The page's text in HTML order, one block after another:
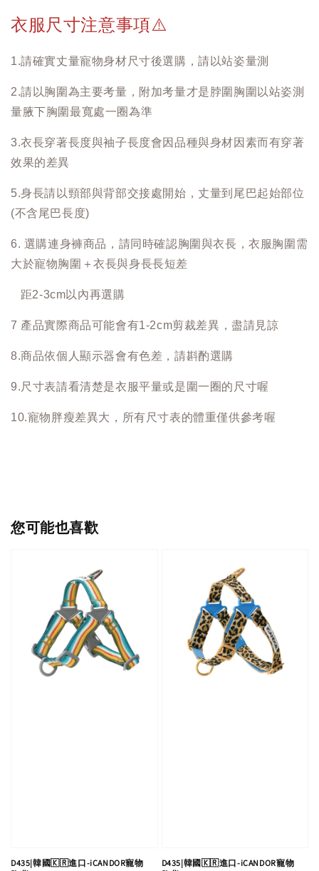
衣服尺寸注意事項⚠️
1.請確實丈量寵物身材尺寸後選購，請以站姿量測
2.請以胸圍為主要考量，附加考量才是脖圍胸圍以站姿測
量腋下胸圍最寬處一圈為準
3.衣長穿著長度與袖子長度會因品種與身材因素而有穿著
效果的差異
5.身長請以頸部與背部交接處開始，丈量到尾巴起始部位
(不含尾巴長度)
6. 選購連身褲商品，請同時確認胸圍與衣長，衣服胸圍需
大於寵物胸圍＋衣長與身長長短差
距2-3cm以內再選購
7 產品實際商品可能會有1-2cm剪裁差異，盡請見諒
8.商品依個人顯示器會有色差，請斟酌選購
9.尺寸表請看清楚是衣服平量或是圍一圈的尺寸喔
10.寵物胖瘦差異大，所有尺寸表的體重僅供參考喔
您可能也喜歡
D435|韓國🇰🇷進口-iCANDOR寵物
D435|韓國🇰🇷進口-iCANDOR寵物